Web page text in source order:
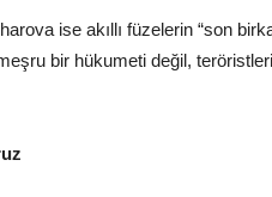
ise akıllı füzelerin “son
bir hükumeti değil,